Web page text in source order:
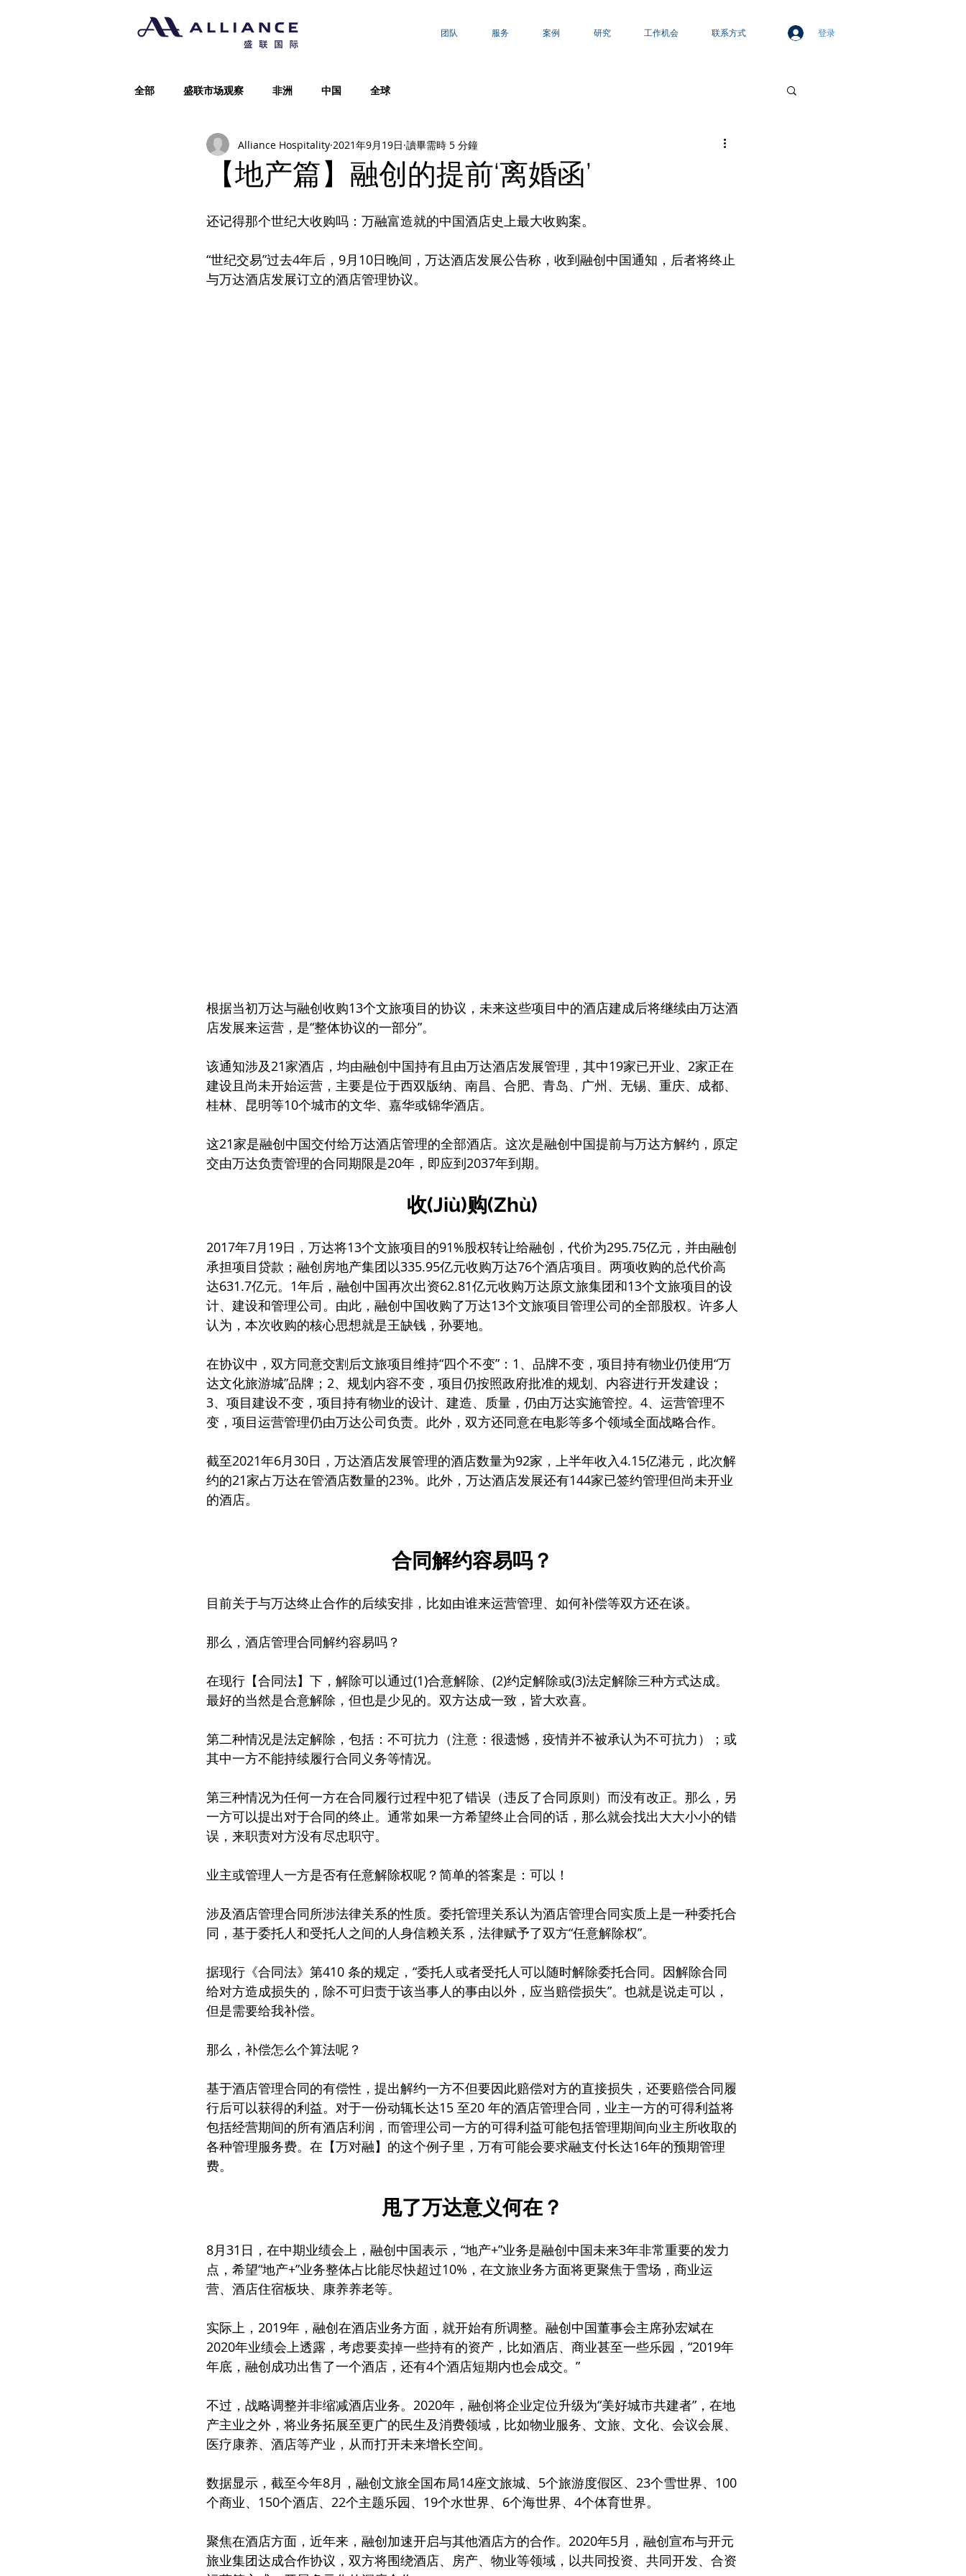
团队 服务 案例 研究 工作机会 联系方式 登录
全部 盛联市场观察 非洲 中国 全球
【地产篇】融创的提前‘离婚函’
Alliance Hospitality 2021年9月19日 讀畢需時 5 分鐘
还记得那个世纪大收购吗：万融富造就的中国酒店史上最大收购案。
“世纪交易”过去4年后，9月10日晚间，万达酒店发展公告称，收到融创中国通知，后者将终止
与万达酒店发展订立的酒店管理协议。
根据当初万达与融创收购13个文旅项目的协议，未来这些项目中的酒店建成后将继续由万达酒
店发展来运营，是“整体协议的一部分”。
该通知涉及21家酒店，均由融创中国持有且由万达酒店发展管理，其中19家已开业、2家正在
建设且尚未开始运营，主要是位于西双版纳、南昌、合肥、青岛、广州、无锡、重庆、成都、
桂林、昆明等10个城市的文华、嘉华或锦华酒店。
这21家是融创中国交付给万达酒店管理的全部酒店。这次是融创中国提前与万达方解约，原定
交由万达负责管理的合同期限是20年，即应到2037年到期。
收(Jiù)购(Zhù)
2017年7月19日，万达将13个文旅项目的91%股权转让给融创，代价为295.75亿元，并由融创
承担项目贷款；融创房地产集团以335.95亿元收购万达76个酒店项目。两项收购的总代价高
达631.7亿元。1年后，融创中国再次出资62.81亿元收购万达原文旅集团和13个文旅项目的设
计、建设和管理公司。由此，融创中国收购了万达13个文旅项目管理公司的全部股权。许多人
认为，本次收购的核心思想就是王缺钱，孙要地。
在协议中，双方同意交割后文旅项目维持“四个不变”：1、品牌不变，项目持有物业仍使用“万
达文化旅游城”品牌；2、规划内容不变，项目仍按照政府批准的规划、内容进行开发建设；
3、项目建设不变，项目持有物业的设计、建造、质量，仍由万达实施管控。4、运营管理不
变，项目运营管理仍由万达公司负责。此外，双方还同意在电影等多个领域全面战略合作。
截至2021年6月30日，万达酒店发展管理的酒店数量为92家，上半年收入4.15亿港元，此次解
约的21家占万达在管酒店数量的23%。此外，万达酒店发展还有144家已签约管理但尚未开业
的酒店。
合同解约容易吗？
目前关于与万达终止合作的后续安排，比如由谁来运营管理、如何补偿等双方还在谈。
那么，酒店管理合同解约容易吗？
在现行【合同法】下，解除可以通过(1)合意解除、(2)约定解除或(3)法定解除三种方式达成。
最好的当然是合意解除，但也是少见的。双方达成一致，皆大欢喜。
第二种情况是法定解除，包括：不可抗力（注意：很遗憾，疫情并不被承认为不可抗力）；或
其中一方不能持续履行合同义务等情况。
第三种情况为任何一方在合同履行过程中犯了错误（违反了合同原则）而没有改正。那么，另
一方可以提出对于合同的终止。通常如果一方希望终止合同的话，那么就会找出大大小小的错
误，来职责对方没有尽忠职守。
业主或管理人一方是否有任意解除权呢？简单的答案是：可以！
涉及酒店管理合同所涉法律关系的性质。委托管理关系认为酒店管理合同实质上是一种委托合
同，基于委托人和受托人之间的人身信赖关系，法律赋予了双方“任意解除权”。
据现行《合同法》第410 条的规定，“委托人或者受托人可以随时解除委托合同。因解除合同
给对方造成损失的，除不可归责于该当事人的事由以外，应当赔偿损失”。也就是说走可以，
但是需要给我补偿。
那么，补偿怎么个算法呢？
基于酒店管理合同的有偿性，提出解约一方不但要因此赔偿对方的直接损失，还要赔偿合同履
行后可以获得的利益。对于一份动辄长达15 至20 年的酒店管理合同，业主一方的可得利益将
包括经营期间的所有酒店利润，而管理公司一方的可得利益可能包括管理期间向业主所收取的
各种管理服务费。在【万对融】的这个例子里，万有可能会要求融支付长达16年的预期管理
费。
甩了万达意义何在？
8月31日，在中期业绩会上，融创中国表示，“地产+”业务是融创中国未来3年非常重要的发力
点，希望“地产+”业务整体占比能尽快超过10%，在文旅业务方面将更聚焦于雪场，商业运
营、酒店住宿板块、康养养老等。
实际上，2019年，融创在酒店业务方面，就开始有所调整。融创中国董事会主席孙宏斌在
2020年业绩会上透露，考虑要卖掉一些持有的资产，比如酒店、商业甚至一些乐园，“2019年
年底，融创成功出售了一个酒店，还有4个酒店短期内也会成交。”
不过，战略调整并非缩减酒店业务。2020年，融创将企业定位升级为“美好城市共建者”，在地
产主业之外，将业务拓展至更广的民生及消费领域，比如物业服务、文旅、文化、会议会展、
医疗康养、酒店等产业，从而打开未来增长空间。
数据显示，截至今年8月，融创文旅全国布局14座文旅城、5个旅游度假区、23个雪世界、100
个商业、150个酒店、22个主题乐园、19个水世界、6个海世界、4个体育世界。
聚焦在酒店方面，近年来，融创加速开启与其他酒店方的合作。2020年5月，融创宣布与开元
旅业集团达成合作协议，双方将围绕酒店、房产、物业等领域，以共同投资、共同开发、合资